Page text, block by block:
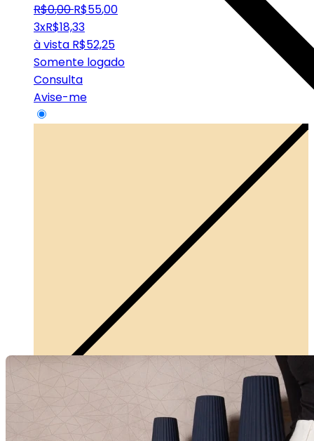
R$0,00 R$55,00
3xR$18,33
à vista R$52,25
Somente logado
Consulta
Avise-me